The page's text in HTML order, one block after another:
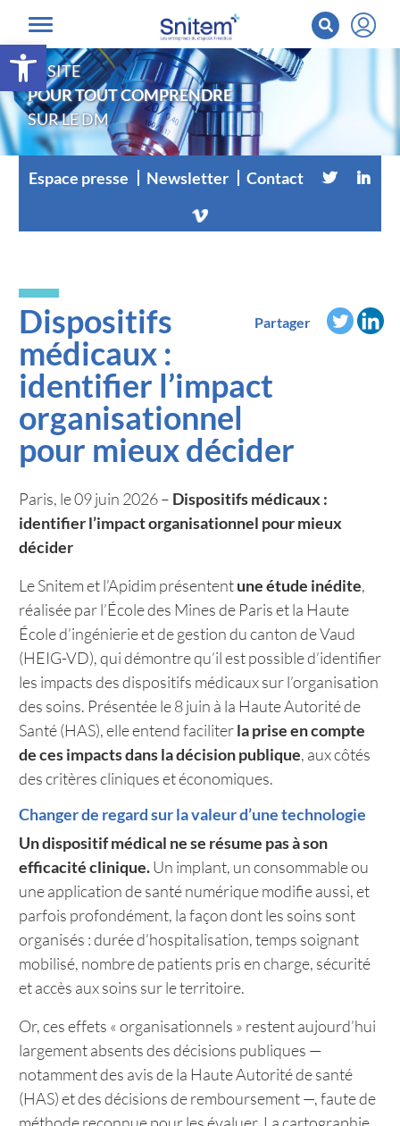
Ouvrir la barre d’outils
LE SITE
POUR TOUT COMPRENDRE
SUR LE DM
Espace presse Newsletter Contact
Dispositifs
médicaux :
identifier l’impact
organisationnel
pour mieux décider
Partager
Paris, le 09 juin 2026 – Dispositifs médicaux :
identifier l’impact organisationnel pour mieux
décider
Le Snitem et l’Apidim présententune étude inédite,
réalisée par l’École des Mines de Paris et la Haute
École d’ingénierie et de gestion du canton de Vaud
(HEIG-VD), qui démontre qu’il est possible d’identifier
les impacts des dispositifs médicaux sur l’organisation
des soins. Présentée le 8 juin à la Haute Autorité de
Santé (HAS), elle entend faciliterla prise en compte
de ces impacts dans la décision publique, aux côtés
des critères cliniques et économiques.
Changer de regard sur la valeur d’une technologie
Un dispositif médical ne se résume pas à son
efficacité clinique.Un implant, un consommable ou
une application de santé numérique modifie aussi, et
parfois profondément, la façon dont les soins sont
organisés : durée d’hospitalisation, temps soignant
mobilisé, nombre de patients pris en charge, sécurité
et accès aux soins sur le territoire.
Or, ces effets « organisationnels » restent aujourd’hui
largement absents des décisions publiques —
notamment des avis de la Haute Autorité de santé
(HAS) et des décisions de remboursement —, faute de